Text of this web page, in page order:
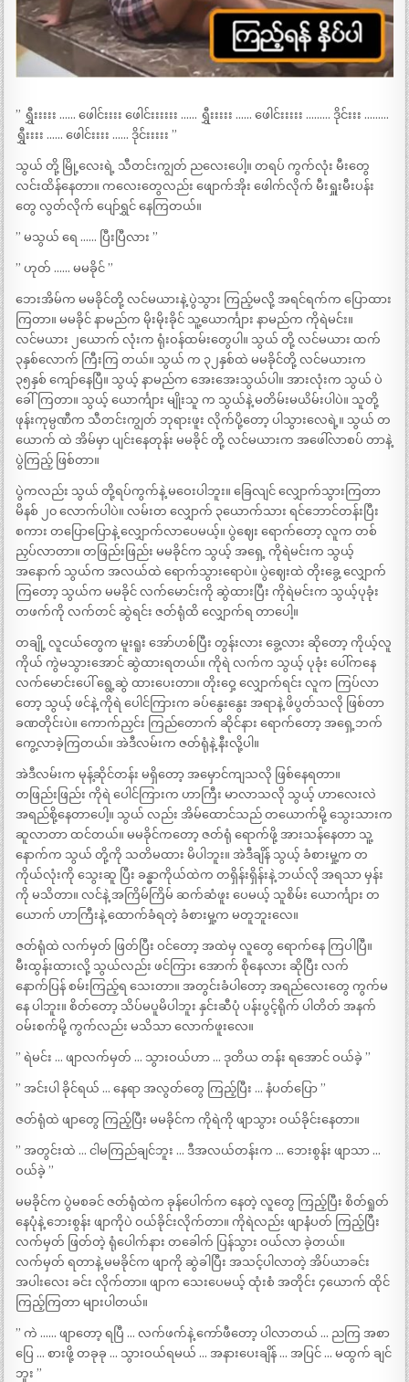
” ရွှီးးးးး …… ဖေါင်းးးး ဖေါင်းးးးးး …… ရွှီးးးးး …… ဖေါင်းးးးး ……… ဒိုင်းးး ………
ရွှီးးးး …… ဖေါင်းးးး …… ဒိုင်းးးးး ”
သွယ် တို့ မြို့လေးရဲ့ သီတင်းကျွတ် ညလေးပေါ့။ တရပ် ကွက်လုံး မီးတွေ
လင်းထိန်နေတာ။ ကလေးတွေလည်း ဖျောက်အိုး ဖေါက်လိုက် မီးရှူးမီးပန်း
တွေ လွတ်လိုက် ပျော်ရွှင် နေကြတယ်။
” မသွယ် ရေ …… ပြီးပြီလား ”
” ဟုတ် …… မမခိုင် ”
ဘေးအိမ်က မမခိုင်တို့ လင်မယားနဲ့ ပွဲသွား ကြည့်မလို့ အရင်ရက်က ပြောထား
ကြတာ။ မမခိုင် နာမည်က မိုးမိုးခိုင် သူ့ယောင်္ကျား နာမည်က ကိုရဲမင်း။
လင်မယား ၂ယောက် လုံးက ရုံးဝန်ထမ်းတွေပါ။ သွယ် တို့ လင်မယား ထက်
၃နှစ်လောက် ကြီးကြ တယ်။ သွယ် က ၃၂နှစ်ထဲ မမခိုင်တို့ လင်မယားက
၃၅နှစ် ကျော်နေပြီ။ သွယ့် နာမည်က အေးအေးသွယ်ပါ။ အားလုံးက သွယ် ပဲ
ခေါ်ကြတာ။ သွယ့် ယောင်္ကျား မျိုးသူ က သွယ်နဲ့ မတိမ်းမယိမ်းပါပဲ။ သူတို့
ဖုန်းကုမ္ပဏီက သီတင်းကျွတ် ဘုရားဖူး လိုက်ပို့တော့ ပါသွားလေရဲ့။ သွယ် တ
ယောက် ထဲ အိမ်မှာ ပျင်းနေတုန်း မမခိုင် တို့ လင်မယားက အဖေါ်လာစပ် တာနဲ့
ပွဲကြည့် ဖြစ်တာ။
ပွဲကလည်း သွယ် တို့ရပ်ကွက်နဲ့ မဝေးပါဘူး။ ခြေလျင် လျှောက်သွားကြတာ
မိနစ် ၂၀ လောက်ပါပဲ။ လမ်းတ လျှောက် ၃ယောက်သား ရင်ဘောင်တန်းပြီး
စကား တပြောပြောနဲ့ လျှောက်လာပေမယ့်။ ပွဲဈေး ရောက်တော့ လူက တစ်
ညှပ်လာတာ။ တဖြည်းဖြည်း မမခိုင်က သွယ့် အရှေ့ ကိုရဲမင်းက သွယ့်
အနောက် သွယ်က အလယ်ထဲ ရောက်သွားရောပဲ။ ပွဲဈေးထဲ တိုးခွေ့ လျှောက်
ကြတော့ သွယ်က မမခိုင် လက်မောင်းကို ဆွဲထားပြီး ကိုရဲမင်းက သွယ့်ပုခုံး
တဖက်ကို လက်တင် ဆွဲရင်း ဇတ်ရုံထိ လျှောက်ရ တာပေါ့။
တချို့ လူငယ်တွေက မူးရူး အော်ဟစ်ပြီး တွန်းလား ခွေ့လား ဆိုတော့ ကိုယ့်လူ
ကိုယ် ကွဲမသွားအောင် ဆွဲထားရတယ်။ ကိုရဲ လက်က သွယ့် ပုခုံး ပေါ်ကနေ
လက်မောင်းပေါ် ရွေ့ဆွဲ ထားပေးတာ။ တိုးဝှေ့ လျှောက်ရင်း လူက ကြပ်လာ
တော့ သွယ့် ဖင်နဲ့ ကိုရဲ ပေါင်ကြားက ခပ်နွေးနွေး အရာနဲ့ ဖိပွတ်သလို ဖြစ်တာ
ခဏတိုင်းပဲ။ ကောက်ညှင်း ကြည်တောက် ဆိုင်နား ရောက်တော့ အရှေ့ဘက်
ကွေ့လာခဲ့ကြတယ်။ အဲဒီလမ်းက ဇတ်ရုံနဲ့ နီးလို့ပါ။
အဲဒီလမ်းက မုန့်ဆိုင်တန်း မရှိတော့ အမှောင်ကျသလို ဖြစ်နေရတာ။
တဖြည်းဖြည်း ကိုရဲ ပေါင်ကြားက ဟာကြီး မာလာသလို သွယ့် ဟာလေးလဲ
အရည်စို့နေတာပေါ့။ သွယ် လည်း အိမ်ထောင်သည် တယောက်မို့ သွေးသားက
ဆူလာတာ ထင်တယ်။ မမခိုင်ကတော့ ဇတ်ရုံ ရောက်ဖို့ အားသန်နေတာ သူ့
နောက်က သွယ် တို့ကို သတိမထား မိပါဘူး။ အဲဒီချိန် သွယ့် ခံစားမှု့က တ
ကိုယ်လုံးကို သွေးဆူ ပြီး ခန္ဓာကိုယ်ထဲက တရှိန်းရှိန်းနဲ့ ဘယ်လို အရသာ မှန်း
ကို မသိတာ။ လင်နဲ့ အကြိမ်ကြိမ် ဆက်ဆံဖူး ပေမယ့် သူစိမ်း ယောင်္ကျား တ
ယောက် ဟာကြီးနဲ့ ထောက်ခံရတဲ့ ခံစားမှု့က မတူဘူးလေ။
ဇတ်ရုံထဲ လက်မှတ် ဖြတ်ပြီး ဝင်တော့ အထဲမှ လူတွေ ရောက်နေ ကြပါပြီ။
မီးထွန်းထားလို့ သွယ်လည်း ဖင်ကြား အောက် စိုနေလား ဆိုပြီး လက်
နောက်ပြန် စမ်းကြည့်ရ သေးတာ။ အတွင်းခံပါတော့ အရည်လေးတွေ ကွက်မ
နေ ပါဘူး။ စိတ်တော့ သိပ်မပူမိပါဘူး နှင်းဆီပုံ ပန်းပွင့်ရိုက် ပါတိတ် အနက်
ဝမ်းစက်မို့ ကွက်လည်း မသိသာ လောက်ဖူးလေ။
” ရဲမင်း … ဖျာလက်မှတ် … သွားဝယ်ဟာ … ဒုတိယ တန်း ရအောင် ဝယ်ခဲ့ ”
” အင်းပါ ခိုင်ရယ် … နေရာ အလွတ်တွေ ကြည့်ပြီး … နံပတ်ပြော ”
ဇတ်ရုံထဲ ဖျာတွေ ကြည့်ပြီး မမခိုင်က ကိုရဲကို ဖျာသွား ဝယ်ခိုင်းနေတာ။
” အတွင်းထဲ … ငါမကြည်ချင်ဘူး … ဒီအလယ်တန်းက … ဘေးစွန်း ဖျာသာ …
ဝယ်ခဲ့ ”
မမခိုင်က ပွဲမစခင် ဇတ်ရုံထဲက ခုန်ပေါက်က နေတဲ့ လူတွေ ကြည့်ပြီး စိတ်ရှုတ်
နေပုံနဲ့ ဘေးစွန်း ဖျာကိုပဲ ဝယ်ခိုင်းလိုက်တာ။ ကိုရဲလည်း ဖျာနံပတ် ကြည့်ပြီး
လက်မှတ် ဖြတ်တဲ့ ရုံပေါက်နား တခေါက် ပြန်သွား ဝယ်လာ ခဲ့တယ်။
လက်မှတ် ရတာနဲ့ မမခိုင်က ဖျာကို ဆွဲခါပြီး အသင့်ပါလာတဲ့ အိပ်ယာခင်း
အပါးလေး ခင်း လိုက်တာ။ ဖျာက သေးပေမယ့် ထုံးစံ အတိုင်း ၄ယောက် ထိုင်
ကြည့်ကြတာ များပါတယ်။
” ကဲ …… ဖျာတော့ ရပြီ … လက်ဖက်နဲ့ ကော်ဖီတော့ ပါလာတယ် … ညကြ အစာ
ပြေ … စားဖို့ တခုခု … သွားဝယ်ရမယ် … အနားပေးချိန် … အပြင် … မထွက် ချင်
ဘူး ”